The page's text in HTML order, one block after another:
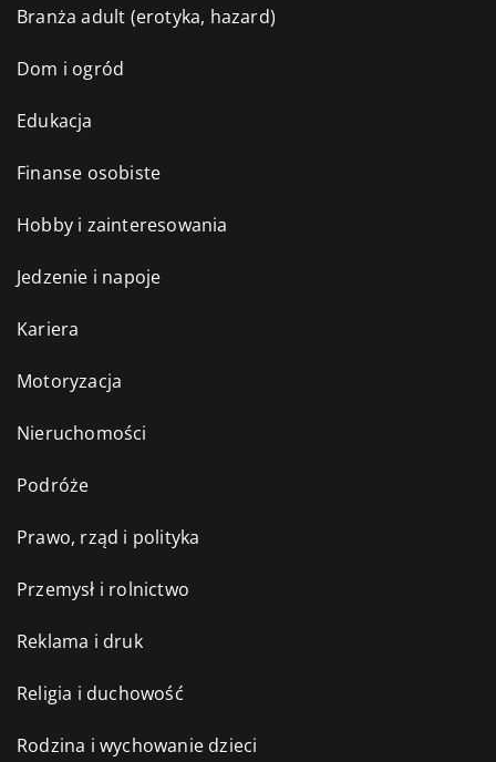
Branża adult (erotyka, hazard)
Dom i ogród
Edukacja
Finanse osobiste
Hobby i zainteresowania
Jedzenie i napoje
Kariera
Motoryzacja
Nieruchomości
Podróże
Prawo, rząd i polityka
Przemysł i rolnictwo
Reklama i druk
Religia i duchowość
Rodzina i wychowanie dzieci